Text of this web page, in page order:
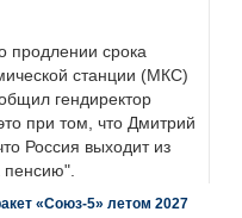
продлении срока
станции (МКС)
гендиректор
при том, что Дмитрий
Россия выходит из
пенсию".
«Союз-5» летом 2027